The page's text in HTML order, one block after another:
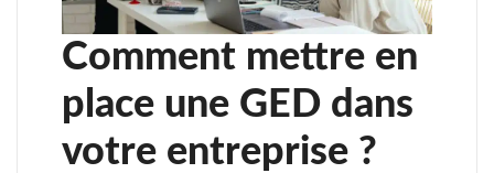
Comment mettre en
place une GED dans
votre entreprise ?